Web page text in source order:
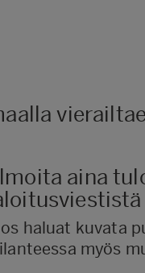
aina
haluat kuvata
myös